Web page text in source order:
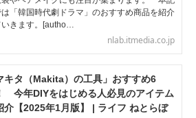
「韓国時代劇ドラマ」のおすすめ商品を紹介
いきます。[autho…
nlab.itmedia.co.jp
キタ（Makita）の工具」おすすめ6
今年DIYをはじめる人必見のアイテム
介【2025年1月版】 | ライフ ねとらぼ